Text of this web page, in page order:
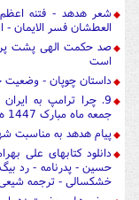
شعر هدهد - فتنه
العطشان فسر الایمان -
صد حکمت الهی پشت
است
داستان چوپان - وضعیت
جمعه ماه مبارک 1447 ه ق
پیام هدهد به مناسبت
دانلود کتابهای علی
حسین - پدرنامه - رد
خشکسالی - ترجمه شیعی